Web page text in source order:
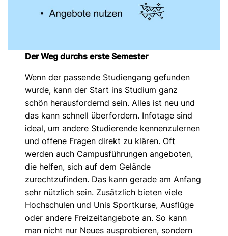
Der Weg durchs erste Semester
Wenn der passende Studiengang gefunden
wurde, kann der Start ins Studium ganz
schön herausfordernd sein. Alles ist neu und
das kann schnell überfordern. Infotage sind
ideal, um andere Studierende kennenzulernen
und offene Fragen direkt zu klären. Oft
werden auch Campusführungen angeboten,
die helfen, sich auf dem Gelände
zurechtzufinden. Das kann gerade am Anfang
sehr nützlich sein. Zusätzlich bieten viele
Hochschulen und Unis Sportkurse, Ausflüge
oder andere Freizeitangebote an. So kann
man nicht nur Neues ausprobieren, sondern